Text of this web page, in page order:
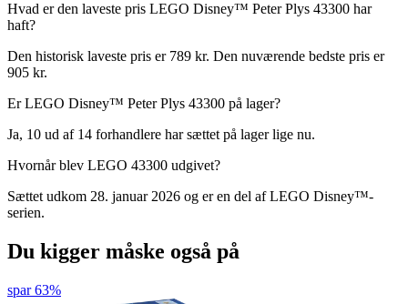
Hvad er den laveste pris LEGO Disney™ Peter Plys 43300 har
haft?
Den historisk laveste pris er 789 kr. Den nuværende bedste pris er
905 kr.
Er LEGO Disney™ Peter Plys 43300 på lager?
Ja, 10 ud af 14 forhandlere har sættet på lager lige nu.
Hvornår blev LEGO 43300 udgivet?
Sættet udkom 28. januar 2026 og er en del af LEGO Disney™-
serien.
Du kigger måske også på
spar 63%